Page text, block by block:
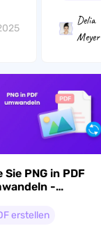
Delia
Meyer
Sie PNG in PDF
-
Qualität
erstellen